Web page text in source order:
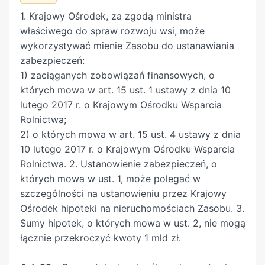
nieruchomościami, dotyczące postępowania w
razie wypowiedzenia opłaty rocznej z tytułu
użytkowania wieczystego nieruchomości
gruntowej. 3. Użytkownik wieczysty
nieruchomości może zrzec się swego prawa
przez złożenie Krajowemu Ośrodkowi
oświadczenia w formie aktu notarialnego. W
takim przypadku użytkowanie wieczyste wygasa.
Oświadczenie stanowi podstawę do wykreślenia
w księdze wieczystej prawa wieczystego
użytkowania. 4. Nieruchomość będąca
przedmiotem użytkowania wieczystego może
być sprzedana jej użytkownikowi wieczystemu po
cenie ustalonej w sposób określony w przepisach
o gospodarce nieruchomościami, z tym że w
przypadku sprzedaży nieruchomości
wykorzystywanej do prowadzenia działalności
pozyskiwaniem energii z odnawialnych źródeł
energii, w szczególności biogazu rolniczego lub
biometanu, w tym włączenia tych instalacji do
sieci dystrybucyjnych lub przesyłowych;
4) zadań określonych przepisami o realizacji
prawa do rekompensaty z tytułu pozostawienia
nieruchomości poza obecnymi granicami
Rzeczypospolitej Polskiej. 5. W projekcie
rocznego planu finansowego Zasobu ustala się
limit wydatków przeznaczonych na
funkcjonowanie biura Krajowego Ośrodka i
oddziałów terenowych Krajowego Ośrodka, w
wysokości równej planowanym kosztom funk-
cjonowania powiększonym o dodatnią różnicę
planowanych wydatków majątkowych i
planowanej amortyzacji, a także wydatków
1. Krajowy Ośrodek, za zgodą ministra
właściwego do spraw rozwoju wsi, może
wykorzystywać mienie Zasobu do ustanawiania
zabezpieczeń:
1) zaciąganych zobowiązań finansowych, o
których mowa w art. 15 ust. 1 ustawy z dnia 10
lutego 2017 r. o Krajowym Ośrodku Wsparcia
Rolnictwa;
2) o których mowa w art. 15 ust. 4 ustawy z dnia
10 lutego 2017 r. o Krajowym Ośrodku Wsparcia
Rolnictwa. 2. Ustanowienie zabezpieczeń, o
których mowa w ust. 1, może polegać w
szczególności na ustanowieniu przez Krajowy
Ośrodek hipoteki na nieruchomościach Zasobu. 3.
Sumy hipotek, o których mowa w ust. 2, nie mogą
łącznie przekroczyć kwoty 1 mld zł.